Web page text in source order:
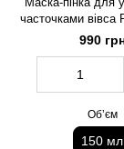
часточками вівса
Oat In Gentle
Cleanser,
990
Обʼєм
150 мл